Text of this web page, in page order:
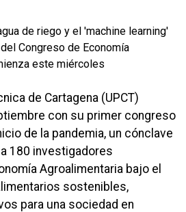
de Cartagena (UPCT)
con su primer congreso
de la pandemia, un cónclave
180 investigadores
Agroalimentaria bajo el
sostenibles,
para una sociedad en